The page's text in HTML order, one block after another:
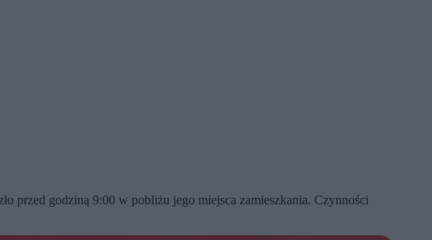
przed godziną 9:00 w pobliżu jego miejsca zamieszkania. Czynności